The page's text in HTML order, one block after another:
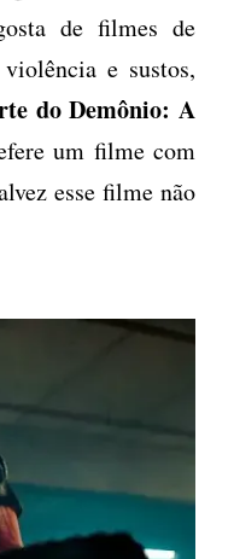
de filmes de
e sustos,
do Demônio: A
um filme com
esse filme não